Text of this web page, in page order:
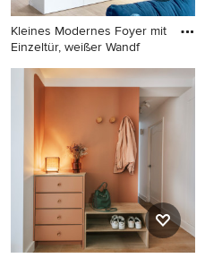
Kleines Modernes Foyer mit
Einzeltür, weißer Wandf
Kleines Modernes Foyer mit
Einzeltür, weißer Wandfarbe,
hellem Holzboden,
schwarzer Haustür und
beigem Boden